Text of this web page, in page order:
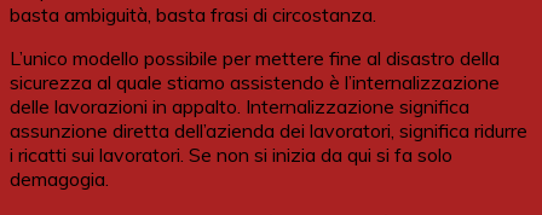
basta ambiguità, basta frasi di circostanza.
L’unico modello possibile per mettere fine al disastro della
sicurezza al quale stiamo assistendo è l’internalizzazione
delle lavorazioni in appalto. Internalizzazione significa
assunzione diretta dell’azienda dei lavoratori, significa ridurre
i ricatti sui lavoratori. Se non si inizia da qui si fa solo
demagogia.